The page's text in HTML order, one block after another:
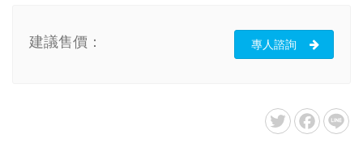
建議售價： 專人諮詢